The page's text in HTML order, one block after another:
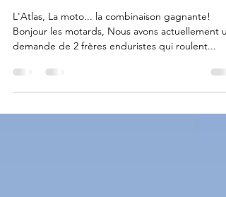
Enduro dans l'Atlas Marocain
L'Atlas, La moto... la combinaison gagnante!
demande de 2 frères enduristes qui roulent...